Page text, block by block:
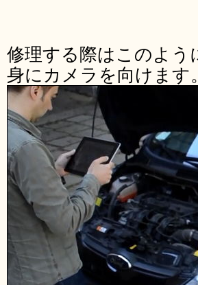
修理する際はこのよう
身にカメラを向けます。